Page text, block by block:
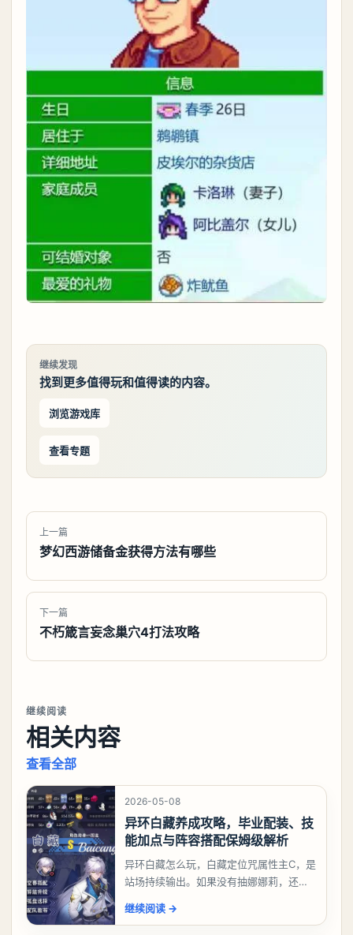
继续发现
找到更多值得玩和值得读的内容。
浏览游戏库
查看专题
上一篇
梦幻西游储备金获得方法有哪些
下一篇
不朽箴言妄念巢穴4打法攻略
继续阅读
相关内容
查看全部
2026-05-08
异环白藏养成攻略，毕业配装、技
能加点与阵容搭配保姆级解析
异环白藏怎么玩，白藏定位咒属性主C，是
站场持续输出。如果没有抽娜娜莉，还没
有娜娜莉缺另外一个二队C想打深渊也可以
继续阅读 →